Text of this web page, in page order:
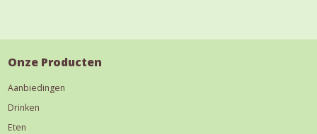
Onze Producten
Aanbiedingen
Drinken
Eten